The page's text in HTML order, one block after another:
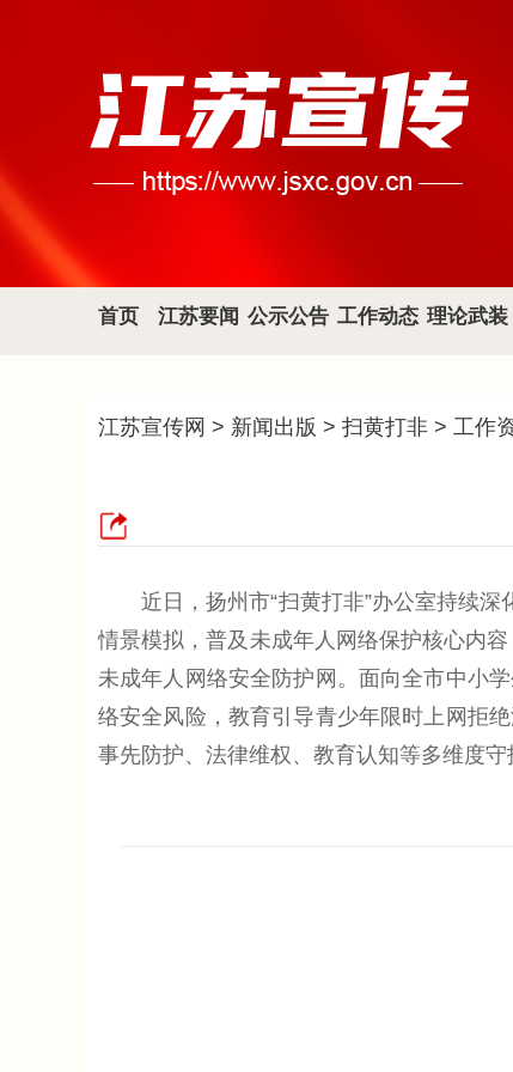
首页 江苏要闻 公示公告 工作动态 理论武装
江苏宣传网 > 新闻出版 > 扫黄打非 > 工作
近日，扬州市“扫黄打非”办公室持续深
情景模拟，普及未成年人网络保护核心内
未成年人网络安全防护网。面向全市中小
络安全风险，教育引导青少年限时上网拒
事先防护、法律维权、教育认知等多维度